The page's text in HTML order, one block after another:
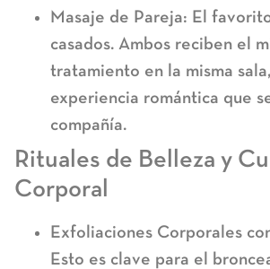
Masaje de Pareja: El
casados. Ambos reciben el
tratamiento en la misma
experiencia romántica que
compañía.
Rituales de Belleza y
Corporal
Exfoliaciones Corporales
Esto es clave para el